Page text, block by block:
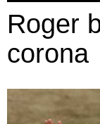
Roger
corona